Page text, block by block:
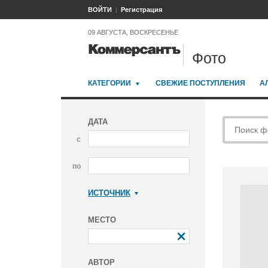
ВОЙТИ Регистрация
09 АВГУСТА, ВОСКРЕСЕНЬЕ
Фото
КАТЕГОРИИ СВЕЖИЕ ПОСТУПЛЕНИЯ
ДАТА
с
по
ИСТОЧНИК
МЕСТО
АВТОР